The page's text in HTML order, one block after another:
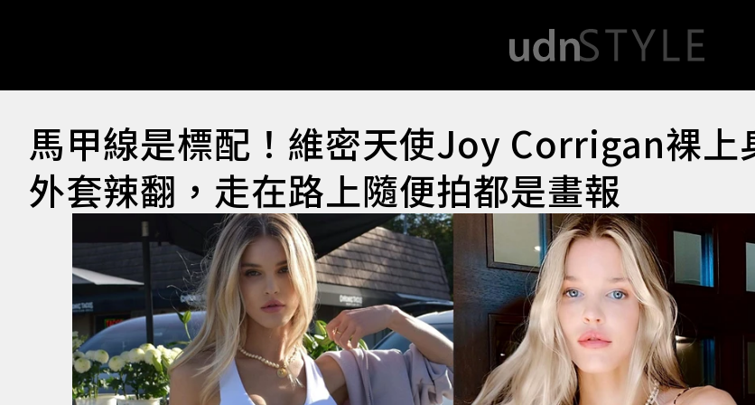
馬甲線是標配！維密天使Joy Corrigan裸上
外套辣翻，走在路上隨便拍都是畫報